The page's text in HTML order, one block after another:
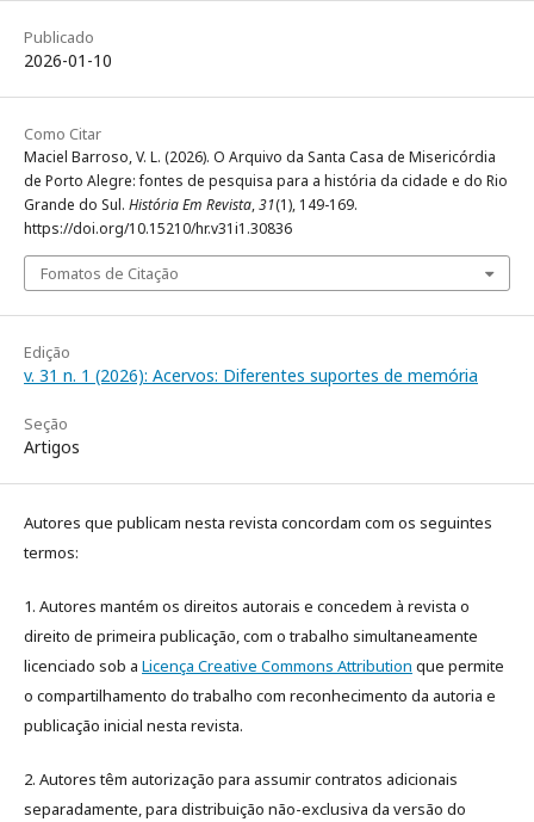
Publicado
2026-01-10
Como Citar
Maciel Barroso, V. L. (2026). O Arquivo da Santa Casa de Misericórdia
de Porto Alegre: fontes de pesquisa para a história da cidade e do Rio
Grande do Sul. História Em Revista,31(1), 149-169.
https://doi.org/10.15210/hr.v31i1.30836
Fomatos de Citação
Edição
v. 31 n. 1 (2026): Acervos: Diferentes suportes de memória
Seção
Artigos
Autores que publicam nesta revista concordam com os seguintes
termos:
1. Autores mantém os direitos autorais e concedem à revista o
direito de primeira publicação, com o trabalho simultaneamente
licenciado sob a Licença Creative Commons Attribution que permite
o compartilhamento do trabalho com reconhecimento da autoria e
publicação inicial nesta revista.
2. Autores têm autorização para assumir contratos adicionais
separadamente, para distribuição não-exclusiva da versão do